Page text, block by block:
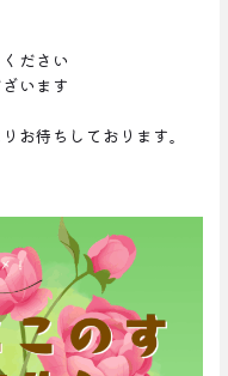
ださい
います
お待ちしております。